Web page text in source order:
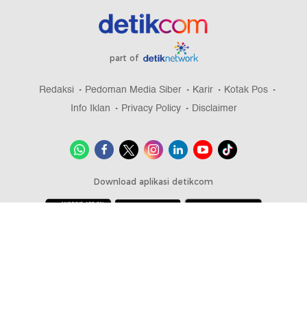
part of
Redaksi Pedoman Media Siber Karir
Kotak Pos
Info Iklan
Privacy Policy Disclaimer
Download aplikasi detikcom